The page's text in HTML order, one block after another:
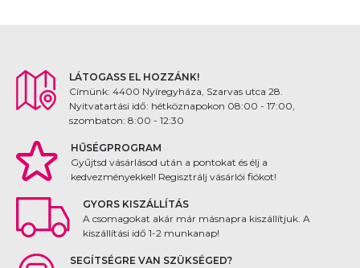
LÁTOGASS EL HOZZÁNK!
Címünk: 4400 Nyíregyháza, Szarvas utca 28.
Nyitvatartási idő: hétköznapokon 08:00 - 17:00,
szombaton: 8:00 - 12:30
HŰSÉGPROGRAM
Gyűjtsd vásárlásod után a pontokat és élj a
kedvezményekkel! Regisztrálj vásárlói fiókot!
GYORS KISZÁLLÍTÁS
A csomagokat akár már másnapra kiszállítjuk. A
kiszállítási idő 1-2 munkanap!
SEGÍTSÉGRE VAN SZÜKSÉGED?